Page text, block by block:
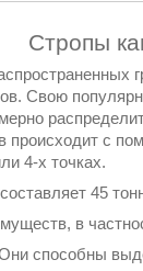
Стропы
Свою
происходит с
4-х точках.
45
в
способны